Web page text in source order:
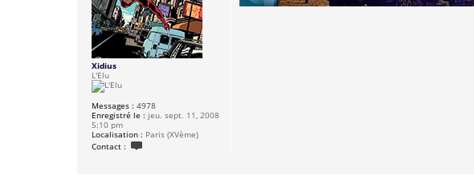
Xidius
L'Elu
Messages : 4978
Enregistré le : jeu. sept. 11, 2008
5:10 pm
Localisation : Paris (XVème)
Contact :